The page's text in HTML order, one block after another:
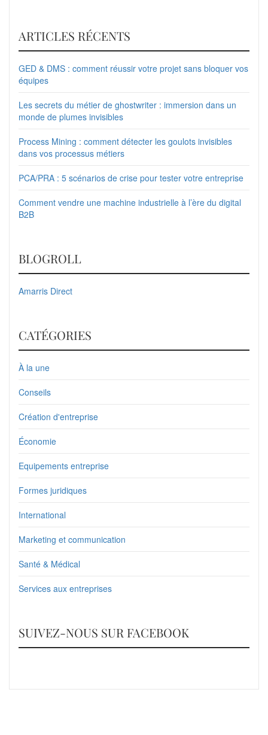
ARTICLES RÉCENTS
GED & DMS : comment réussir votre projet sans bloquer vos
équipes
Les secrets du métier de ghostwriter : immersion dans un
monde de plumes invisibles
Process Mining : comment détecter les goulots invisibles
dans vos processus métiers
PCA/PRA : 5 scénarios de crise pour tester votre entreprise
Comment vendre une machine industrielle à l’ère du digital
B2B
BLOGROLL
Amarris Direct
CATÉGORIES
À la une
Conseils
Création d'entreprise
Économie
Equipements entreprise
Formes juridiques
International
Marketing et communication
Santé & Médical
Services aux entreprises
SUIVEZ-NOUS SUR FACEBOOK